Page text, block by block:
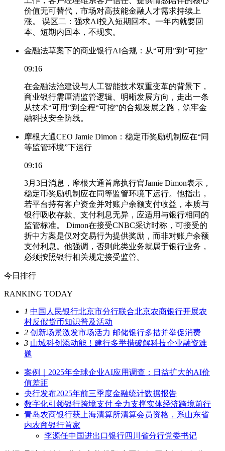
价值无可替代，市场对高技能金融人才需求持续上
涨。 误区二：强求AI投入短期回本。一年内就要回
本、短期内回本，不现实。
金融法草案下的商业银行AI合规：从“可用”到“可控”
09:16
在金融法治建设与人工智能技术双重变革的背景下，
商业银行需厘清监管逻辑、明晰发展方向，走出一条
从技术“可用”到全程“可控”的合规发展之路，筑牢金
融科技安全防线。
摩根大通CEO Jamie Dimon：稳定币奖励机制应在“同
等监管环境”下运行
09:16
3月3日消息，摩根大通首席执行官Jamie Dimon表示，
稳定币奖励机制应在同等监管环境下运行。他指出，
若平台持有客户资金并对账户余额支付收益，本质与
银行吸收存款、支付利息无异，应适用与银行相同的
监管标准。 Dimon在接受CNBC采访时称，可接受的
折中方案是仅对交易行为提供奖励，而非对账户余额
支付利息。他强调，否则此类业务就属于银行业务，
必须按照银行相关规定接受监管。
今日排行
RANKING TODAY
1 中国人民银行北京市分行联合北京农商银行开展农
村反假货币知识普及活动
2 创新场景激发市场活力 邮储银行多措并举促消费
3 山城科创添动能！建行多举措破解科技企业融资难
题
案例｜2025年全球企业AI应用调查：日益扩大的AI价
值差距
央行发布2025年前三季度金融统计数据报告
数字化引领银行跨境支付 全力支撑实体经济跨境前行
青岛农商银行获上海清算所清算会员资格，系山东省
内农商银行首家
李源任中国进出口银行四川省分行党委书记